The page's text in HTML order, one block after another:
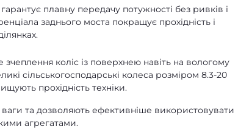
плавну передачу потужності без ривків і
заднього моста покращує прохідність і
коліс із поверхнею навіть на вологому
сільськогосподарські колеса розміром 8.3-20
прохідність техніки.
та дозволяють ефективніше використовувати
агрегатами.